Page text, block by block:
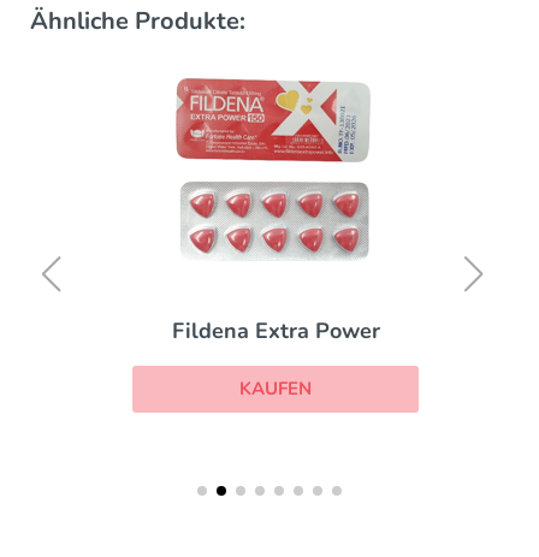
Ähnliche Produkte:
Fildena Extra Power
KAUFEN